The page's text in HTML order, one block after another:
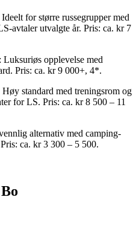
Ideelt for større russegrupper med
avtaler utvalgte år. Pris: ca. kr 7
: Luksuriøs opplevelse med
Pris: ca. kr 9 000+, 4*.
Høy standard med treningsrom og
for LS. Pris: ca. kr 8 500 – 11
alternativ med camping-
ca. kr 3 300 – 5 500.